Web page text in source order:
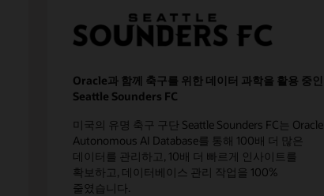
Oracle과 함께 축구를 위한 데이터 과학을 활용 중인
Seattle Sounders FC
미국의 유명 축구 구단 Seattle Sounders FC는 Oracle
Autonomous AI Database를 통해 100배 더 많은
데이터를 관리하고, 10배 더 빠르게 인사이트를
확보하고, 데이터베이스 관리 작업을 100%
줄였습니다.